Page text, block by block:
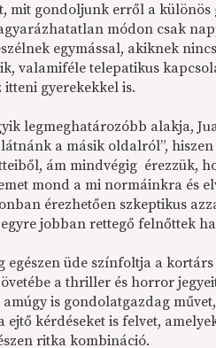
mit gondoljunk erről a
módon csak
egymással, akiknek
valamiféle telepatikus
gyerekekkel is.
legmeghatározóbb alakja,
a másik oldalról”,
ám mindvégig érezzük,
mond a mi normáinkra és
érezhetően szkeptikus
jobban rettegő felnőttek
egészen üde színfoltja a
a thriller és horror
is gondolatgazdag
kérdéseket is felvet,
ritka kombináció.